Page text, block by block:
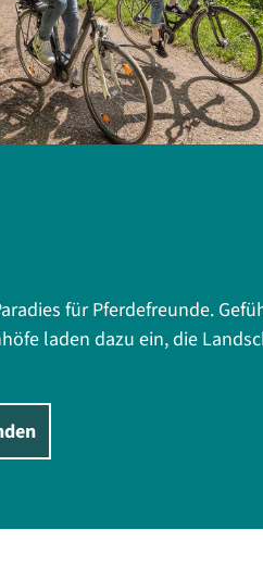
für Pferdefreunde.
laden dazu ein, die